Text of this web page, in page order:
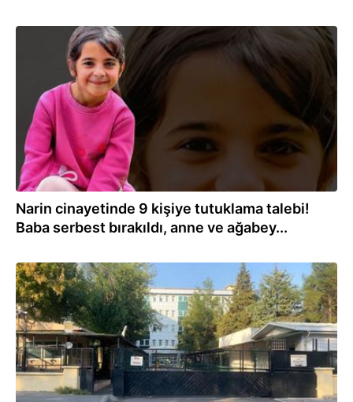
12.09.2024
Narin cinayetinde 9 kişiye tutuklama talebi!
Baba serbest bırakıldı, anne ve ağabey...
12.09.2024